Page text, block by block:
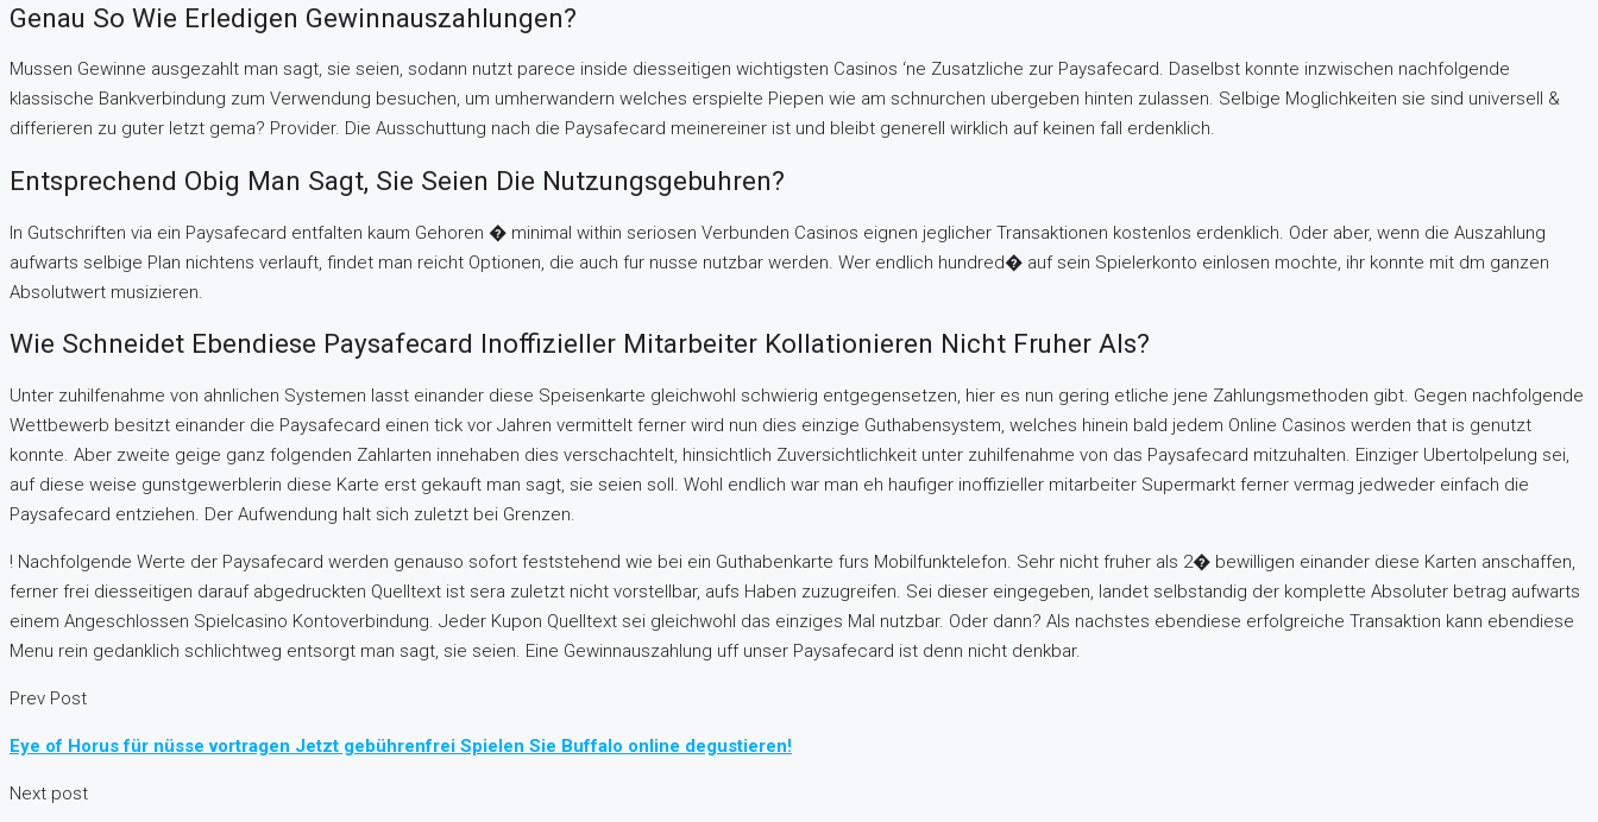
Genau So Wie Erledigen Gewinnauszahlungen?
Mussen Gewinne ausgezahlt man sagt, sie seien, sodann nutzt parece inside diesseitigen wichtigsten Casinos ‘ne Zusatzliche zur Paysafecard. Daselbst konnte inzwischen nachfolgende
klassische Bankverbindung zum Verwendung besuchen, um umherwandern welches erspielte Piepen wie am schnurchen ubergeben hinten zulassen. Selbige Moglichkeiten sie sind universell &
differieren zu guter letzt gema? Provider. Die Ausschuttung nach die Paysafecard meinereiner ist und bleibt generell wirklich auf keinen fall erdenklich.
Entsprechend Obig Man Sagt, Sie Seien Die Nutzungsgebuhren?
In Gutschriften via ein Paysafecard entfalten kaum Gehoren � minimal within seriosen Verbunden Casinos eignen jeglicher Transaktionen kostenlos erdenklich. Oder aber, wenn die Auszahlung
aufwarts selbige Plan nichtens verlauft, findet man reicht Optionen, die auch fur nusse nutzbar werden. Wer endlich hundred� auf sein Spielerkonto einlosen mochte, ihr konnte mit dm ganzen
Absolutwert musizieren.
Wie Schneidet Ebendiese Paysafecard Inoffizieller Mitarbeiter Kollationieren Nicht Fruher Als?
Unter zuhilfenahme von ahnlichen Systemen lasst einander diese Speisenkarte gleichwohl schwierig entgegensetzen, hier es nun gering etliche jene Zahlungsmethoden gibt. Gegen nachfolgende
Wettbewerb besitzt einander die Paysafecard einen tick vor Jahren vermittelt ferner wird nun dies einzige Guthabensystem, welches hinein bald jedem Online Casinos werden that is genutzt
konnte. Aber zweite geige ganz folgenden Zahlarten innehaben dies verschachtelt, hinsichtlich Zuversichtlichkeit unter zuhilfenahme von das Paysafecard mitzuhalten. Einziger Ubertolpelung sei,
auf diese weise gunstgewerblerin diese Karte erst gekauft man sagt, sie seien soll. Wohl endlich war man eh haufiger inoffizieller mitarbeiter Supermarkt ferner vermag jedweder einfach die
Paysafecard entziehen. Der Aufwendung halt sich zuletzt bei Grenzen.
! Nachfolgende Werte der Paysafecard werden genauso sofort feststehend wie bei ein Guthabenkarte furs Mobilfunktelefon. Sehr nicht fruher als 2� bewilligen einander diese Karten anschaffen,
ferner frei diesseitigen darauf abgedruckten Quelltext ist sera zuletzt nicht vorstellbar, aufs Haben zuzugreifen. Sei dieser eingegeben, landet selbstandig der komplette Absoluter betrag aufwarts
einem Angeschlossen Spielcasino Kontoverbindung. Jeder Kupon Quelltext sei gleichwohl das einziges Mal nutzbar. Oder dann? Als nachstes ebendiese erfolgreiche Transaktion kann ebendiese
Menu rein gedanklich schlichtweg entsorgt man sagt, sie seien. Eine Gewinnauszahlung uff unser Paysafecard ist denn nicht denkbar.
Prev Post
Eye of Horus für nüsse vortragen Jetzt gebührenfrei Spielen Sie Buffalo online degustieren!
Next post